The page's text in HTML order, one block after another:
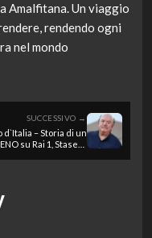
Amalfitana. Un viaggio
rendendo ogni
nel mondo
SUCCESSIVO →
d`Italia – Storia di un
su Rai 1, Stasera